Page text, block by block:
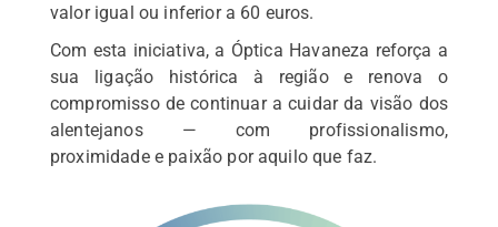
valor igual ou inferior a 60 euros.
Com esta iniciativa, a Óptica Havaneza reforça a
sua ligação histórica à região e renova o
compromisso de continuar a cuidar da visão dos
alentejanos — com profissionalismo,
proximidade e paixão por aquilo que faz.